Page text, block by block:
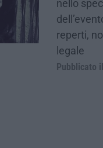
nello
reperti,
legale
Pubblicato